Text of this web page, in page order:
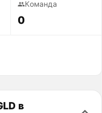
Команда
0
в